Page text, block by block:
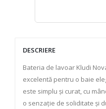
DESCRIERE
Bateria de lavoar Kludi
excelentă pentru o baie
este simplu și curat, cu
o senzație de soliditate și